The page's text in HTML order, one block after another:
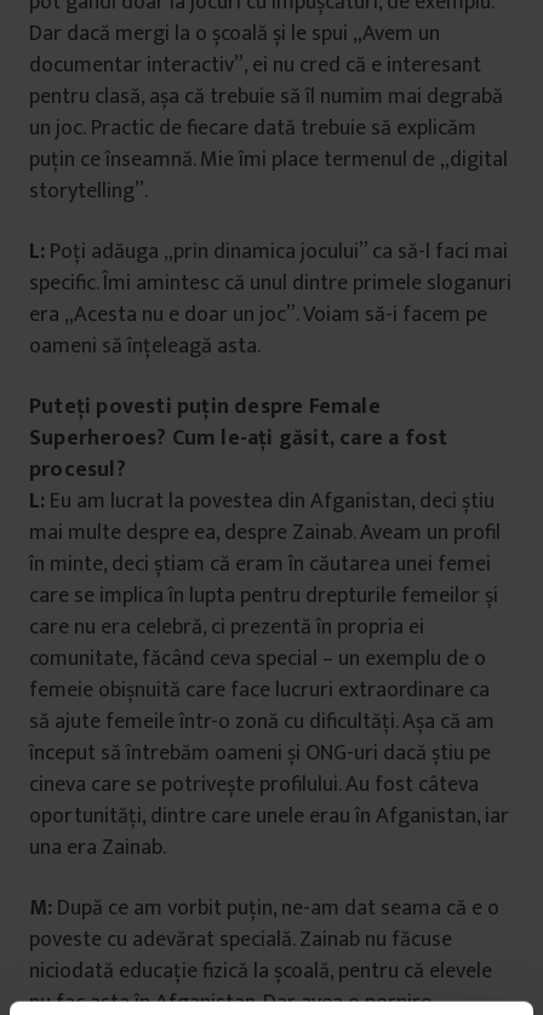
Dar dacă mergi la o școală și le spui „Avem un
documentar interactiv”, ei nu cred că e interesant
pentru clasă, așa că trebuie să îl numim mai degrabă
un joc. Practic de fiecare dată trebuie să explicăm
puțin ce înseamnă. Mie îmi place termenul de „digital
storytelling”.
L: Poți adăuga „prin dinamica jocului” ca să-l faci mai
specific. Îmi amintesc că unul dintre primele sloganuri
era „Acesta nu e doar un joc”. Voiam să-i facem pe
oameni să înțeleagă asta.
Puteți povesti puțin despre Female
Superheroes? Cum le-ați găsit, care a fost
procesul?
L: Eu am lucrat la povestea din Afganistan, deci știu
mai multe despre ea, despre Zainab. Aveam un profil
în minte, deci știam că eram în căutarea unei femei
care se implica în lupta pentru drepturile femeilor și
care nu era celebră, ci prezentă în propria ei
comunitate, făcând ceva special – un exemplu de o
femeie obișnuită care face lucruri extraordinare ca
să ajute femeile într-o zonă cu dificultăți. Așa că am
început să întrebăm oameni și ONG-uri dacă știu pe
cineva care se potrivește profilului. Au fost câteva
oportunități, dintre care unele erau în Afganistan, iar
una era Zainab.
M: După ce am vorbit puțin, ne-am dat seama că e o
poveste cu adevărat specială. Zainab nu făcuse
niciodată educație fizică la școală, pentru că elevele
nu fac asta în Afganistan. Dar avea o pornire